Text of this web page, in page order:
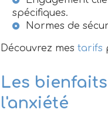
spécifiques.
Normes de
Découvrez mes tarifs
Les
l'anxiété